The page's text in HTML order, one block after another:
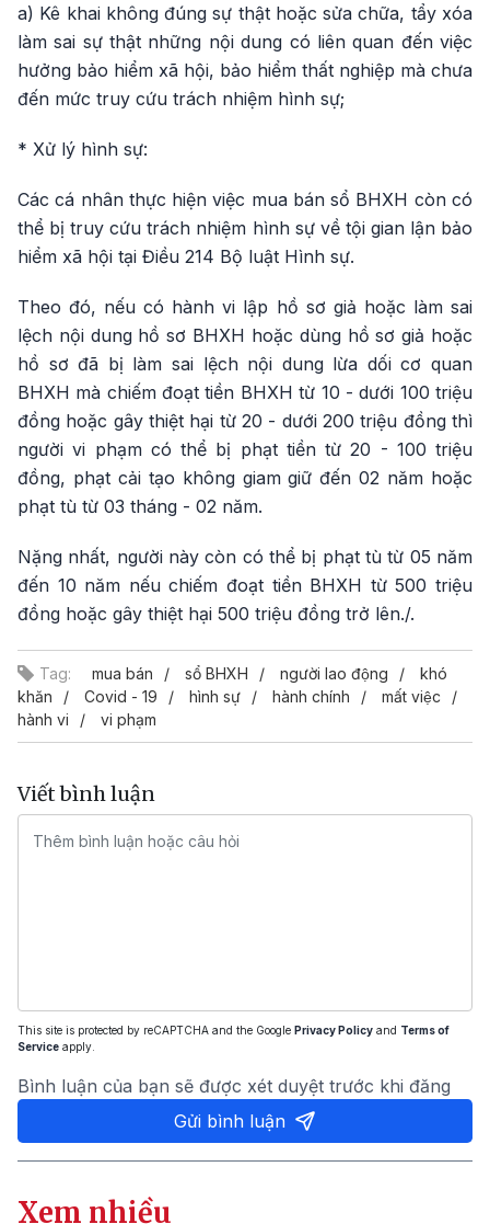
a) Kê khai không đúng sự thật hoặc sửa chữa, tẩy xóa
làm sai sự thật những nội dung có liên quan đến việc
hưởng bảo hiểm xã hội, bảo hiểm thất nghiệp mà chưa
đến mức truy cứu trách nhiệm hình sự;
* Xử lý hình sự:
Các cá nhân thực hiện việc mua bán sổ BHXH còn có
thể bị truy cứu trách nhiệm hình sự về tội gian lận bảo
hiểm xã hội tại Điều 214 Bộ luật Hình sự.
Theo đó, nếu có hành vi lập hồ sơ giả hoặc làm sai
lệch nội dung hồ sơ BHXH hoặc dùng hồ sơ giả hoặc
hồ sơ đã bị làm sai lệch nội dung lừa dối cơ quan
BHXH mà chiếm đoạt tiền BHXH từ 10 - dưới 100 triệu
đồng hoặc gây thiệt hại từ 20 - dưới 200 triệu đồng thì
người vi phạm có thể bị phạt tiền từ 20 - 100 triệu
đồng, phạt cải tạo không giam giữ đến 02 năm hoặc
phạt tù từ 03 tháng - 02 năm.
Nặng nhất, người này còn có thể bị phạt tù từ 05 năm
đến 10 năm nếu chiếm đoạt tiền BHXH từ 500 triệu
đồng hoặc gây thiệt hại 500 triệu đồng trở lên./.
Tag: mua bán sổ BHXH người lao động
khó
khăn
Covid - 19 hình sự hành chính
mất việc
hành vi
vi phạm
Viết bình luận
This site is protected by reCAPTCHA and the Google Privacy Policy and Terms of
Service apply.
Bình luận của bạn sẽ được xét duyệt trước khi đăng
Gửi bình luận
Xem nhiều